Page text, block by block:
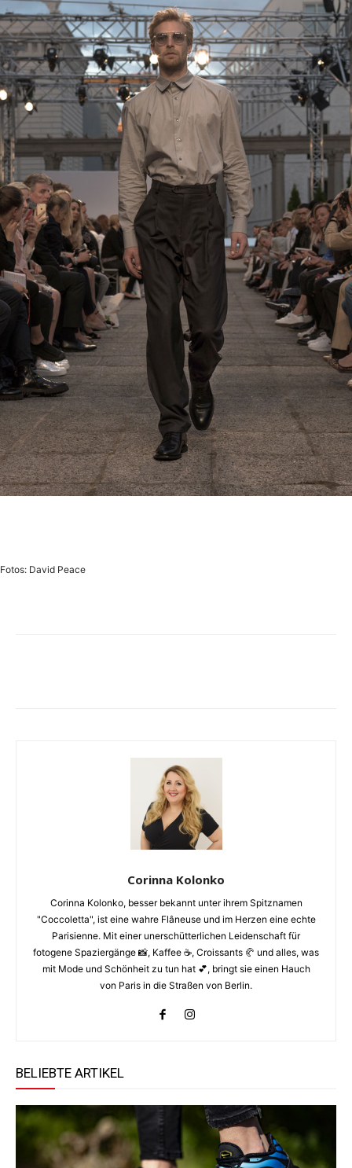
Fotos: David Peace
Corinna Kolonko
Corinna Kolonko, besser bekannt unter ihrem Spitznamen
"Coccoletta", ist eine wahre Flâneuse und im Herzen eine echte
Parisienne. Mit einer unerschütterlichen Leidenschaft für
fotogene Spaziergänge 📸, Kaffee ☕️, Croissants 🥐 und alles, was
mit Mode und Schönheit zu tun hat 💕, bringt sie einen Hauch
von Paris in die Straßen von Berlin.
BELIEBTE ARTIKEL